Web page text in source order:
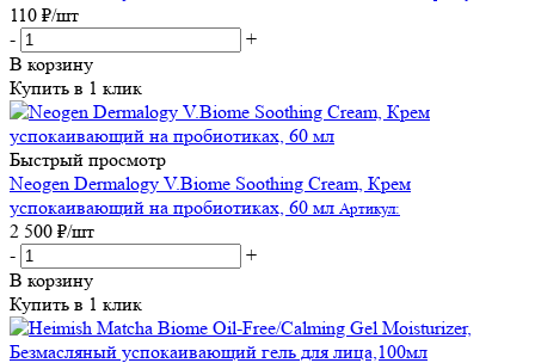
110 ₽/шт
-
+
В корзину
Купить в 1 клик
Быстрый просмотр
Neogen Dermalogy V.Biome Soothing Cream, Крем
успокаивающий на пробиотиках, 60 мл Артикул:
2 500 ₽/шт
-
+
В корзину
Купить в 1 клик